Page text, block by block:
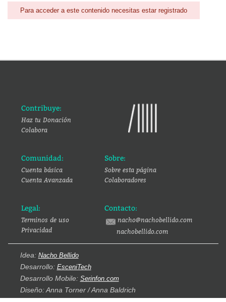
Para acceder a este contenido necesitas estar registrado
Contribuye:
Haz tu Donación
Colabora
Comunidad:
Cuenta básica
Cuenta Avanzada
Sobre:
Sobre esta página
Colaboradores
Legal:
Terminos de uso
Privacidad
Contacto:
nacho@nachobellido.com
nachobellido.com
Idea: Nacho Bellido
Desarrollo: EsceniTech
Desarrollo Mobile: Serinfon.com
Diseño: Anna Torner / Anna Baldrich